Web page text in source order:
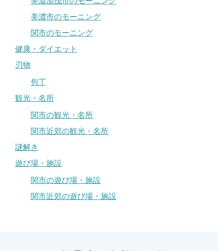
美濃市のモーニング
関市のモーニング
健康・ダイエット
刃物
包丁
観光・名所
関市の観光・名所
関市近郊の観光・名所
謎解き
遊び場・施設
関市の遊び場・施設
関市近郊の遊び場・施設